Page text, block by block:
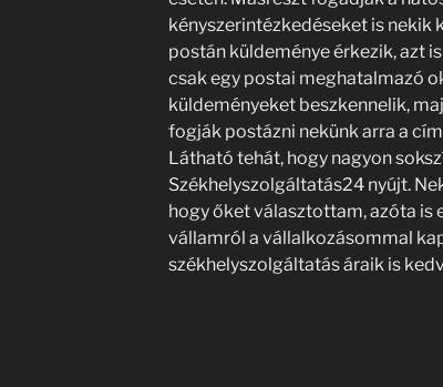
kényszerintézkedéseket is nekik
postán küldeménye érkezik, azt
csak egy postai meghatalmazó
küldeményeket beszkennelik,
fogják postázni nekünk arra a
Látható tehát, hogy nagyon
Székhelyszolgáltatás24 nyújt.
hogy őket választottam, azóta is
vállamról a vállalkozásommal
székhelyszolgáltatás áraik is